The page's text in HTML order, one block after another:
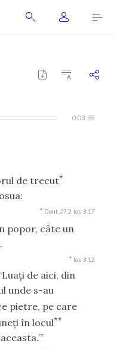
0:03:58
0:03:58
de trecut*
* Deut 27:2 Ios 3:17
popor, câte un
* Ios 3:12
de aici, din
unde s-au
pietre, pe care
în locul**